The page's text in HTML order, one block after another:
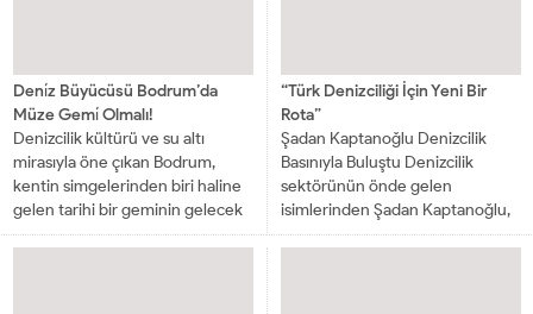
Deni̇z Büyücüsü Bodrum’da
Müze Gemi̇ Olmalı!
Denizcilik kültürü ve su altı
mirasıyla öne çıkan Bodrum,
kentin simgelerinden biri haline
gelen tarihi bir geminin gelecek
nesillere kazandırılması için
“Türk Denizciliği İçin Yeni Bir
Rota”
Şadan Kaptanoğlu Denizcilik
Basınıyla Buluştu Denizcilik
sektörünün önde gelen
isimlerinden Şadan Kaptanoğlu,
İMEAK Deniz Ticaret